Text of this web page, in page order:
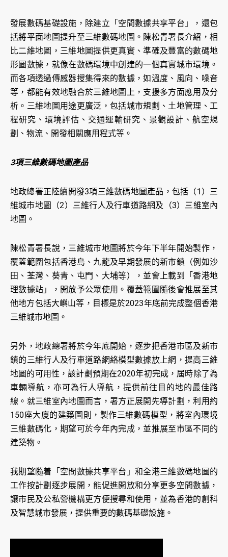
發展數碼基礎設施，除建立「空間數據共享平台」，還包
括將平面地圖提升至三維數碼地圖。陳松青署長介紹，相
比二維地圖，三維地圖提供更真實、準確及豐富的數碼地
形圖數據，就像在數碼環境中創建的一個真實城市環境。
而各項透過傳感器搜集得來的數據，如溫度、風向、噪音
等，都能有效地融合於三維地圖上，支援多方面應用及分
析。三維地圖用途更廣泛，包括城市規劃、土地管理、工
程研究、環境評估、交通運輸研究、景觀設計、航空規
劃、物流、開發相關應用程式等。
3項三維數碼地圖產品
地政總署正陸續開發3項三維數碼地圖產品，包括（1）三
維城市地圖（2）三維行人及行車道路網及（3）三維室內
地圖。
陳松青署長說，三維城市地圖將於今年下半年開始製作，
覆蓋範圍包括香港島、九龍及早期發展的新市鎮（例如沙
田、荃灣、葵青、屯門、大埔等），並會上載到「香港地
理數據站」，開放予公眾使用。覆蓋範圍隨後會推展至其
他地方包括大嶼山等，目標是於2023年底前完成整個香港
三維城市地圖。
另外，地政總署將於今年底開始，逐步把香港市區及新市
鎮的三維行人及行車道路網絡模型數據放上網，提高三維
地圖的可用性，該計劃預期在2020年初完成，屆時除了為
車輛導航，亦可為行人導航，提供前往目的地的最佳路
線。就三維室內地圖而言，署方正展開先導計劃，利用約
150座大廈的建築圖則，製作三維數碼模型，將室內環境
三維數碼化，期望可於今年內完成，並推展至市區不同的
建築物。
我期望隨着「空間數據共享平台」和全港三維數碼地圖的
工作按計劃逐步展開，能促進開放和分享更多空間數據，
讓市民及公私營機構更方便搜尋和使用，並為香港的創科
及智慧城市發展，提供重要的數碼基礎設施。